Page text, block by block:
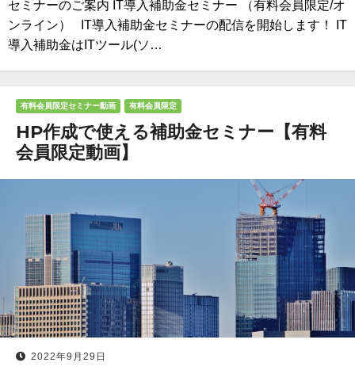
セミナーのご案内 IT導入補助金セミナー （有料会員限定/オ
ンライン） IT導入補助金セミナーの配信を開始します！ IT
導入補助金はITツール(ソ…
有料会員限定セミナー動画 有料会員限定
HP作成で使える補助金セミナー【有料
会員限定動画】
2022年9月29日